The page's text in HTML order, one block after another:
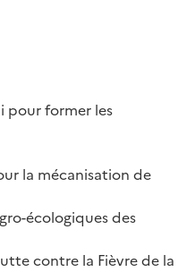
pour former les
la mécanisation de
écologiques des
contre la Fièvre de la